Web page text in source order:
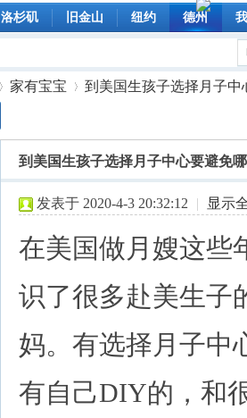
洛杉矶 旧金山 纽约 德州
家有宝宝
›
到美国生孩子选择月子中
到美国生孩子选择月子中心要避免
发表于 2020-4-3 20:32:12 | 显示
在美国做月嫂这些
识了很多赴美生子
妈。有选择月子中
有自己DIY的，和